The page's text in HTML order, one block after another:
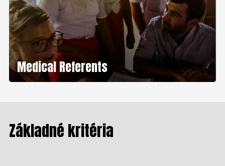
Medical Referents
Základné kritéria